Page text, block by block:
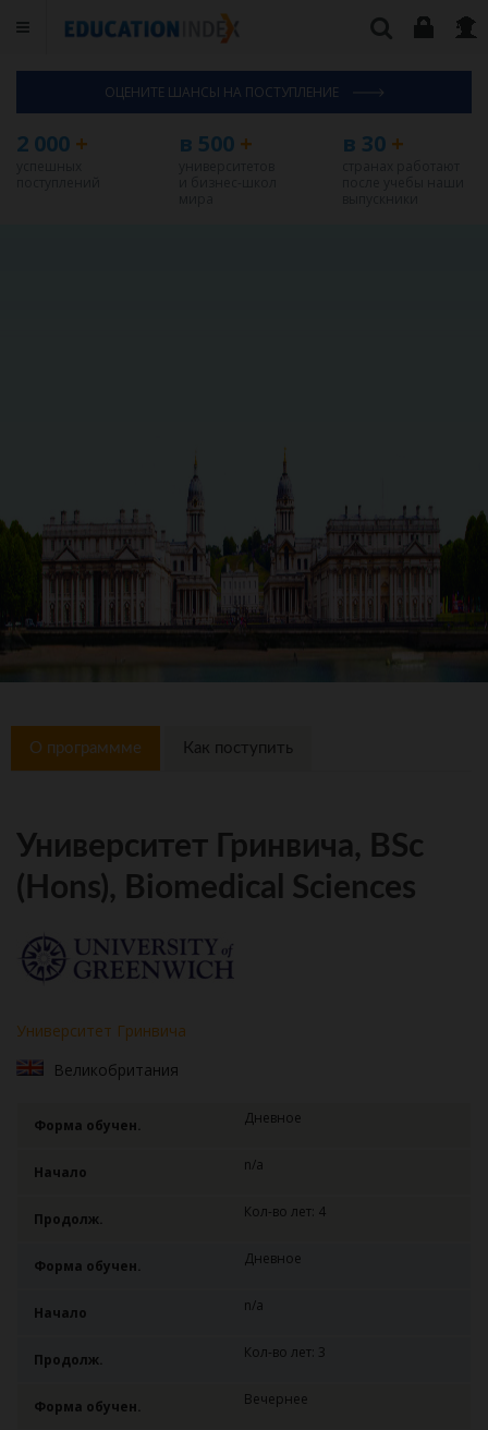
ОЦЕНИТЕ ШАНСЫ НА ПОСТУПЛЕНИЕ
2 000 + в 500 + в 30+
О программме Как поступить
Университет Гринвича, BSc
(Hons), Biomedical Sciences
Университет Гринвича
Великобритания
Форма обучен. Дневное
Начало n/a
Продолж. Кол-во лет: 4
Форма обучен. Дневное
Начало n/a
Продолж. Кол-во лет: 3
Форма обучен. Вечернее